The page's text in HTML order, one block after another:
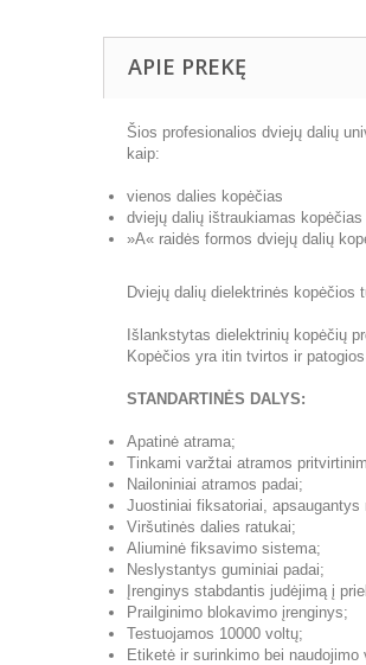
APIE PREKĘ
Šios profesionalios dviejų dalių
kaip:
vienos dalies kopėčias
dviejų dalių ištraukiamas kopėčias
»A« raidės formos dviejų dalių
Dviejų dalių dielektrinės kopėčios
Išlankstytas dielektrinių kopėčių
Kopėčios yra itin tvirtos ir
STANDARTINĖS DALYS:
Apatinė atrama;
Tinkami varžtai atramos
Nailoniniai atramos padai;
Juostiniai fiksatoriai,
Viršutinės dalies ratukai;
Aliuminė fiksavimo sistema;
Neslystantys guminiai padai;
Įrenginys stabdantis judėjimą į
Prailginimo blokavimo įrenginys;
Testuojamos 10000 voltų;
Etiketė ir surinkimo bei naudojimo